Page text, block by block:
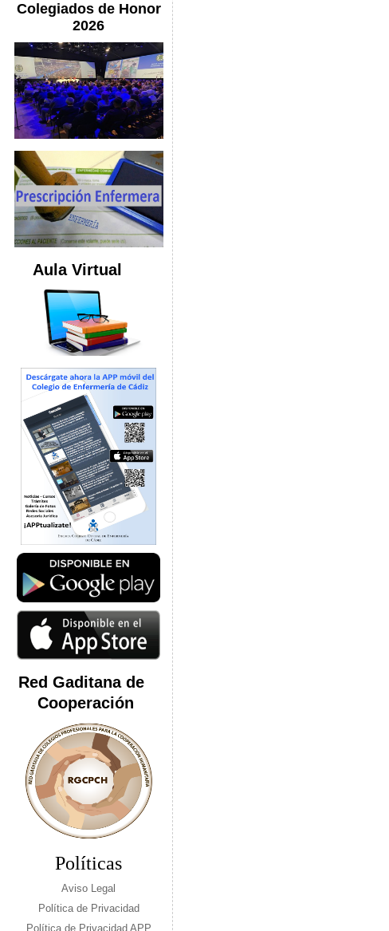
Colegiados de Honor
2026
Aula Virtual
Red Gaditana de
Cooperación
Políticas
Aviso Legal
Política de Privacidad
Política de Privacidad APP